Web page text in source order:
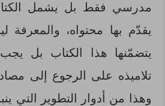
مدرسي فقط بل يشمل
يقدّم بها محتواه،
يتضمّنها هذا الكتاب بل
تلاميذه على الرجوع إلى
وهذا من أدوار التطوير التي